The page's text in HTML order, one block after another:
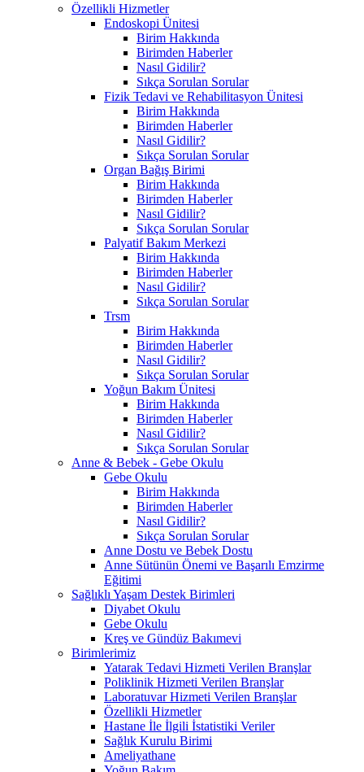
Özellikli Hizmetler
Endoskopi Ünitesi
Birim Hakkında
Birimden Haberler
Nasıl Gidilir?
Sıkça Sorulan Sorular
Fizik Tedavi ve Rehabilitasyon Ünitesi
Birim Hakkında
Birimden Haberler
Nasıl Gidilir?
Sıkça Sorulan Sorular
Organ Bağış Birimi
Birim Hakkında
Birimden Haberler
Nasıl Gidilir?
Sıkça Sorulan Sorular
Palyatif Bakım Merkezi
Birim Hakkında
Birimden Haberler
Nasıl Gidilir?
Sıkça Sorulan Sorular
Trsm
Birim Hakkında
Birimden Haberler
Nasıl Gidilir?
Sıkça Sorulan Sorular
Yoğun Bakım Ünitesi
Birim Hakkında
Birimden Haberler
Nasıl Gidilir?
Sıkça Sorulan Sorular
Anne & Bebek - Gebe Okulu
Gebe Okulu
Birim Hakkında
Birimden Haberler
Nasıl Gidilir?
Sıkça Sorulan Sorular
Anne Dostu ve Bebek Dostu
Anne Sütünün Önemi ve Başarılı Emzirme
Eğitimi
Sağlıklı Yaşam Destek Birimleri
Diyabet Okulu
Gebe Okulu
Kreş ve Gündüz Bakımevi
Birimlerimiz
Yatarak Tedavi Hizmeti Verilen Branşlar
Poliklinik Hizmeti Verilen Branşlar
Laboratuvar Hizmeti Verilen Branşlar
Özellikli Hizmetler
Hastane İle İlgili İstatistiki Veriler
Sağlık Kurulu Birimi
Ameliyathane